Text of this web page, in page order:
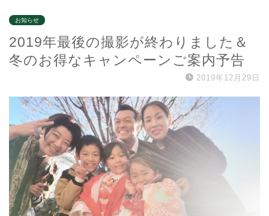
お知らせ
2019年最後の撮影が終わりました＆
冬のお得なキャンペーンご案内予告
2019年12月29日